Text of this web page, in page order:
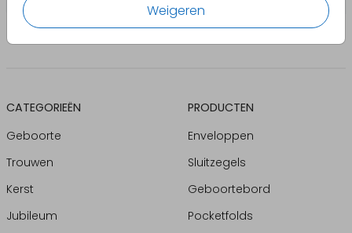
Weigeren
CATEGORIEËN
Geboorte
Trouwen
Kerst
Jubileum
PRODUCTEN
Enveloppen
Sluitzegels
Geboortebord
Pocketfolds